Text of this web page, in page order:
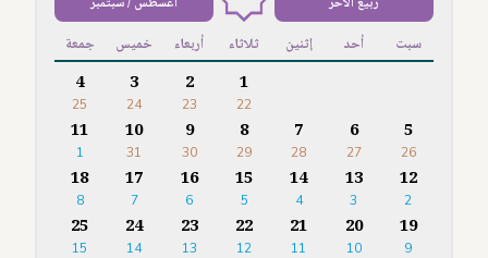
سبت أحد إثنين ثلاثاء أربعاء خميس جمعة
1
22
2
23
3
24
4
25
5
26
6
27
7
28
8
29
9
30
10
31
11
1
12
2
13
3
14
4
15
5
16
6
17
7
18
8
19
9
20
10
21
11
22
12
23
13
24
14
25
15